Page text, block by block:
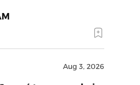
Aug 3, 2026